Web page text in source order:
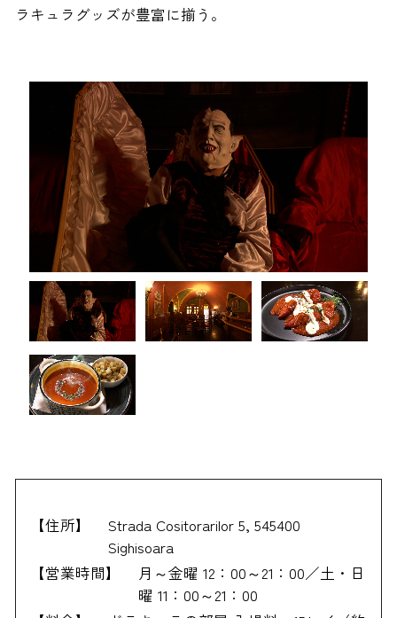
ラキュラグッズが豊富に揃う。
【住所】
Strada Cositorarilor 5, 545400
Sighisoara
【営業時間】
月～金曜 12：00～21：00／土・日
曜 11：00～21：00